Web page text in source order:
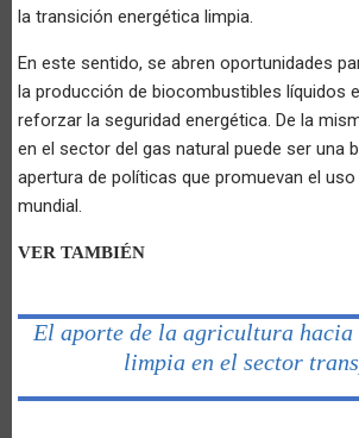
la transición energética limpia.
En este sentido, se abren oportunidades
la producción de biocombustibles líquidos
reforzar la seguridad energética. De la
en el sector del gas natural puede ser una
apertura de políticas que promuevan el
mundial.
VER TAMBIÉN
El aporte de la agricultura
limpia en el sector